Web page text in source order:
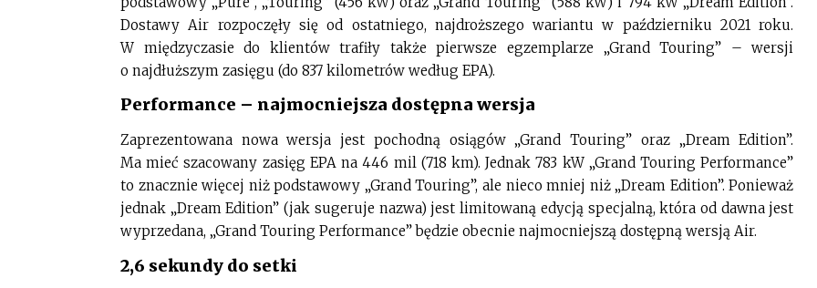
Dostawy Air rozpoczęły się od ostatniego, najdroższego wariantu w październiku 2021 roku.
W międzyczasie do klientów trafiły także pierwsze egzemplarze „Grand Touring” – wersji
o najdłuższym zasięgu (do 837 kilometrów według EPA).
Performance – najmocniejsza dostępna wersja
Zaprezentowana nowa wersja jest pochodną osiągów „Grand Touring” oraz „Dream Edition”.
Ma mieć szacowany zasięg EPA na 446 mil (718 km). Jednak 783 kW „Grand Touring Performance”
to znacznie więcej niż podstawowy „Grand Touring”, ale nieco mniej niż „Dream Edition”. Ponieważ
jednak „Dream Edition” (jak sugeruje nazwa) jest limitowaną edycją specjalną, która od dawna jest
wyprzedana, „Grand Touring Performance” będzie obecnie najmocniejszą dostępną wersją Air.
2,6 sekundy do setki